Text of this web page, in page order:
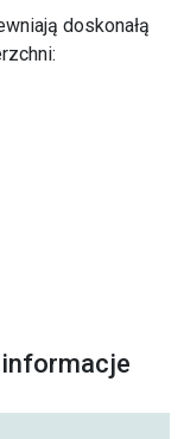
doskonałą